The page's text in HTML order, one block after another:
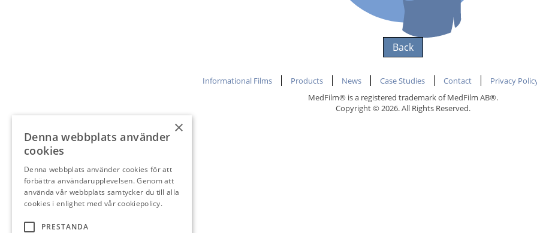
Back
Informational Films Products News Case Studies Contact Privacy
MedFilm® is a registered trademark of MedFilm AB®.
Copyright © 2026. All Rights Reserved.
×
Denna webbplats använder
cookies
Denna webbplats använder cookies för att
förbättra användarupplevelsen. Genom att
använda vår webbplats samtycker du till alla
cookies i enlighet med vår cookiepolicy.
PRESTANDA